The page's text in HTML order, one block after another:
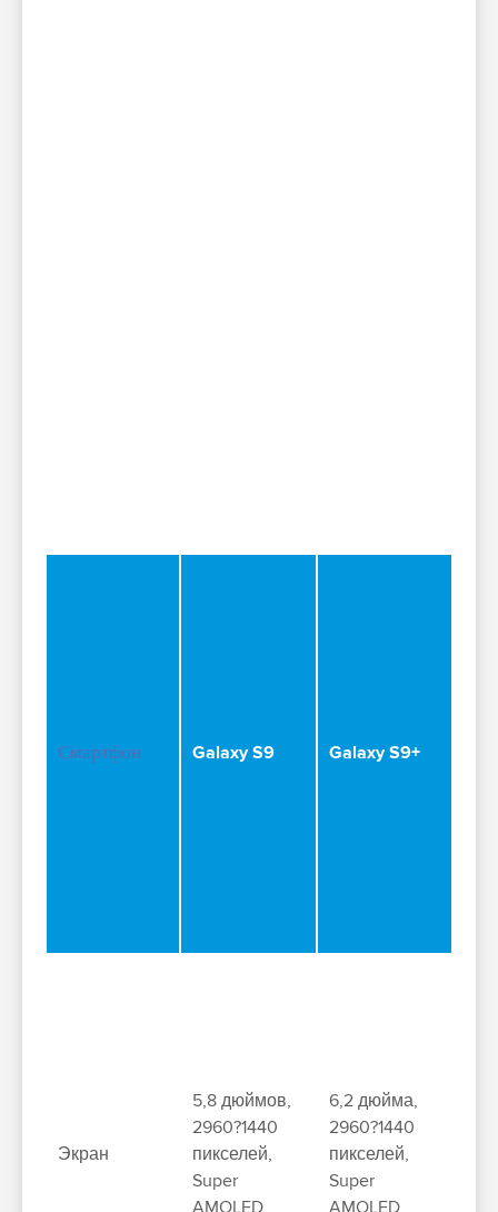
Смартфон Galaxy S9 Galaxy S9+
Экран
5,8 дюймов,
2960?1440
пикселей,
Super
AMOLED
6,2 дюйма,
2960?1440
пикселей,
Super
AMOLED